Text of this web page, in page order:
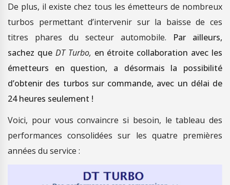
De plus, il existe chez tous les émetteurs de nombreux
turbos permettant d’intervenir sur la baisse de ces
titres phares du secteur automobile. Par ailleurs,
sachez que DT Turbo, en étroite collaboration avec les
émetteurs en question, a désormais la possibilité
d’obtenir des turbos sur commande, avec un délai de
24 heures seulement !
Voici, pour vous convaincre si besoin, le tableau des
performances consolidées sur les quatre premières
années du service :